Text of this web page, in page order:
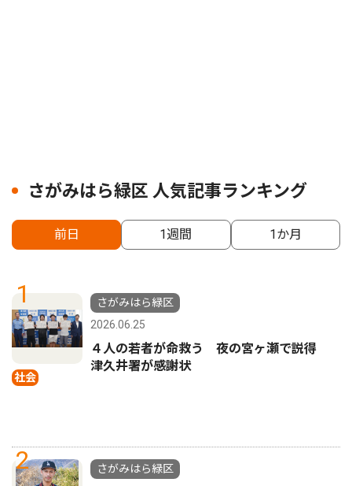
さがみはら緑区 人気記事ランキング
前日 1週間 1か月
1
社会
さがみはら緑区
2026.06.25
４人の若者が命救う 夜の宮ヶ瀬で説得
津久井署が感謝状
2
さがみはら緑区